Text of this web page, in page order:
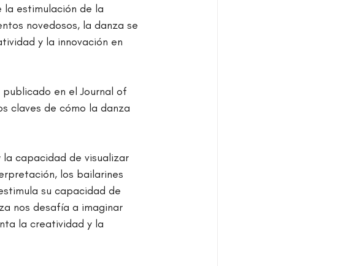
la estimulación de la
novedosos, la danza se
y la innovación en
en el Journal of
claves de cómo la danza
la capacidad de visualizar
los bailarines
su capacidad de
nos desafía a imaginar
la creatividad y la